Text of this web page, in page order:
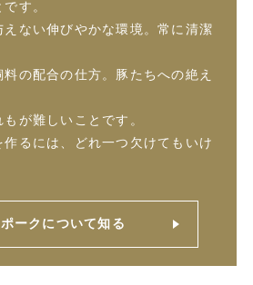
す。
えない伸びやかな環境。常に清潔
の配合の仕方。豚たちへの絶え
が難しいことです。
るには、どれ一つ欠けてもいけ
ークについて知る